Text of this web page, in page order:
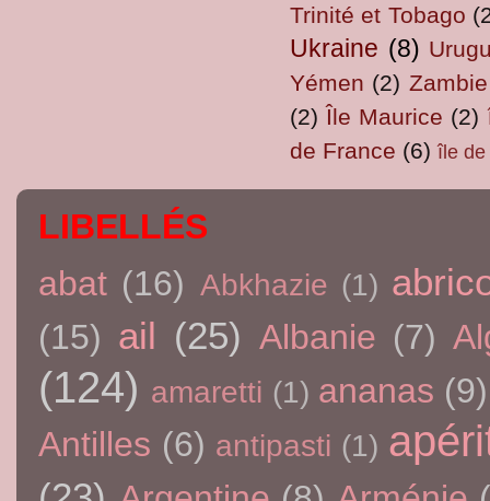
Trinité et Tobago
Ukraine (8)
Yémen (2) Zambie
(2) Île Maurice (2)
de France (6) île de
LIBELLÉS
abat (16) Abkhazie (1)
(15) ail (25) Albanie (7)
(124) amaretti (1) ananas (9)
Antilles (6) antipasti (1)